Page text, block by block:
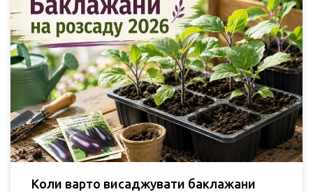
Коли варто висаджувати баклажани